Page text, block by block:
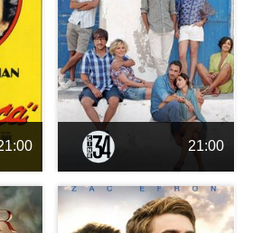
21:00